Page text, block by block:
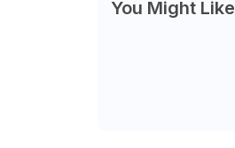
You Might Like